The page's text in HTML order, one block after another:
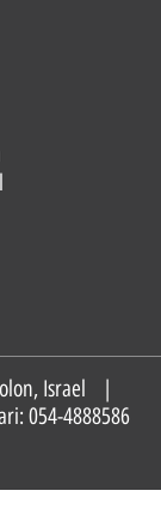
Israel |
054-4888586